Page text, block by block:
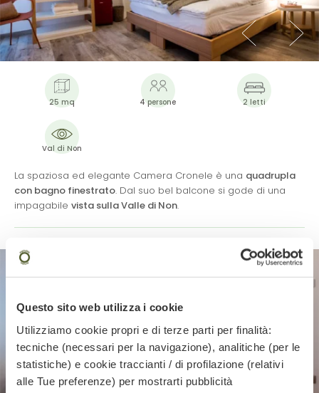
Questo sito web utilizza i cookie
Utilizziamo cookie propri e di terze parti per finalità:
tecniche (necessari per la navigazione), analitiche (per le
statistiche) e cookie traccianti / di profilazione (relativi
alle Tue preferenze) per mostrarti pubblicità
25 mq 4 persone 2 letti
Val di Non
La spaziosa ed elegante Camera Cronele è una quadrupla
con bagno finestrato. Dal suo bel balcone si gode di una
impagabile vista sulla Valle di Non.